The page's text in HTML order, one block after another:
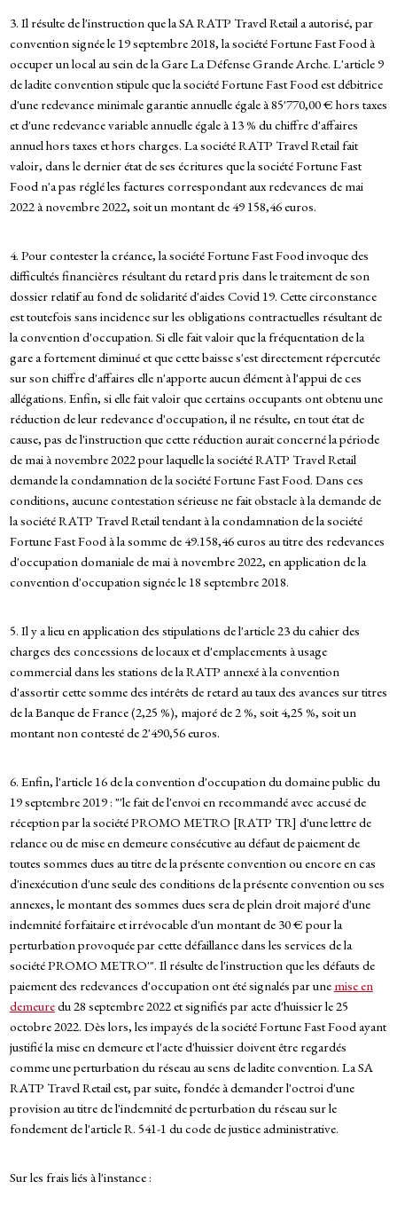
3. Il résulte de l'instruction que la SA RATP Travel Retail a autorisé, par
convention signée le 19 septembre 2018, la société Fortune Fast Food à
occuper un local au sein de la Gare La Défense Grande Arche. L'article 9
de ladite convention stipule que la société Fortune Fast Food est débitrice
d'une redevance minimale garantie annuelle égale à 85'770,00 € hors taxes
et d'une redevance variable annuelle égale à 13 % du chiffre d'affaires
annuel hors taxes et hors charges. La société RATP Travel Retail fait
valoir, dans le dernier état de ses écritures que la société Fortune Fast
Food n'a pas réglé les factures correspondant aux redevances de mai
2022 à novembre 2022, soit un montant de 49 158,46 euros.
4. Pour contester la créance, la société Fortune Fast Food invoque des
difficultés financières résultant du retard pris dans le traitement de son
dossier relatif au fond de solidarité d'aides Covid 19. Cette circonstance
est toutefois sans incidence sur les obligations contractuelles résultant de
la convention d'occupation. Si elle fait valoir que la fréquentation de la
gare a fortement diminué et que cette baisse s'est directement répercutée
sur son chiffre d'affaires elle n'apporte aucun élément à l'appui de ces
allégations. Enfin, si elle fait valoir que certains occupants ont obtenu une
réduction de leur redevance d'occupation, il ne résulte, en tout état de
cause, pas de l'instruction que cette réduction aurait concerné la période
de mai à novembre 2022 pour laquelle la société RATP Travel Retail
demande la condamnation de la société Fortune Fast Food. Dans ces
conditions, aucune contestation sérieuse ne fait obstacle à la demande de
la société RATP Travel Retail tendant à la condamnation de la société
Fortune Fast Food à la somme de 49.158,46 euros au titre des redevances
d'occupation domaniale de mai à novembre 2022, en application de la
convention d'occupation signée le 18 septembre 2018.
5. Il y a lieu en application des stipulations de l'article 23 du cahier des
charges des concessions de locaux et d'emplacements à usage
commercial dans les stations de la RATP annexé à la convention
d'assortir cette somme des intérêts de retard au taux des avances sur titres
de la Banque de France (2,25 %), majoré de 2 %, soit 4,25 %, soit un
montant non contesté de 2'490,56 euros.
6. Enfin, l'article 16 de la convention d'occupation du domaine public du
19 septembre 2019 : "'le fait de l'envoi en recommandé avec accusé de
réception par la société PROMO METRO [RATP TR] d'une lettre de
relance ou de mise en demeure consécutive au défaut de paiement de
toutes sommes dues au titre de la présente convention ou encore en cas
d'inexécution d'une seule des conditions de la présente convention ou ses
annexes, le montant des sommes dues sera de plein droit majoré d'une
indemnité forfaitaire et irrévocable d'un montant de 30 € pour la
perturbation provoquée par cette défaillance dans les services de la
société PROMO METRO'". Il résulte de l'instruction que les défauts de
paiement des redevances d'occupation ont été signalés par une mise en
demeuredu 28 septembre 2022 et signifiés par acte d'huissier le 25
octobre 2022. Dès lors, les impayés de la société Fortune Fast Food ayant
justifié la mise en demeure et l'acte d'huissier doivent être regardés
comme une perturbation du réseau au sens de ladite convention. La SA
RATP Travel Retail est, par suite, fondée à demander l'octroi d'une
provision au titre de l'indemnité de perturbation du réseau sur le
fondement de l'article R. 541-1 du code de justice administrative.
Sur les frais liés à l'instance :